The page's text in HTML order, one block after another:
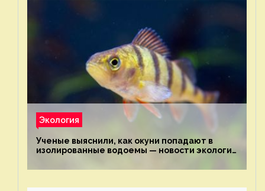
Экология
Ученые выяснили, как окуни попадают в
изолированные водоемы — новости экологии